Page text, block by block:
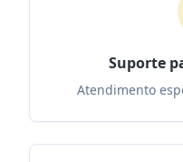
Suporte
Atendimento